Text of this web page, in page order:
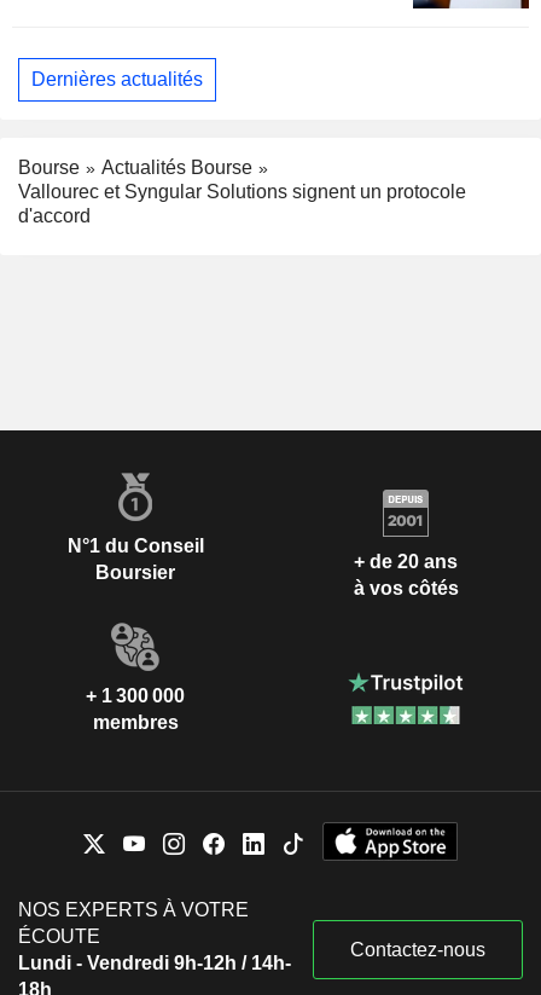
Dernières actualités
Bourse
Actualités Bourse
Vallourec et Syngular Solutions signent un protocole
d'accord
N°1 du Conseil
Boursier
+ de 20 ans
à vos côtés
+ 1 300 000
membres
NOS EXPERTS À VOTRE
ÉCOUTE
Lundi - Vendredi 9h-12h / 14h-
18h
Contactez-nous